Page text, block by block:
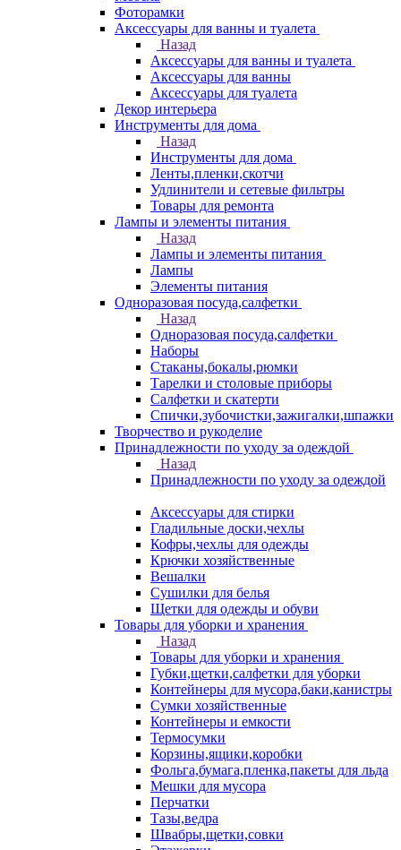
Фоторамки
Аксессуары для ванны и туалета
Назад
Аксессуары для ванны и туалета
Аксессуары для ванны
Аксессуары для туалета
Декор интерьера
Инструменты для дома
Назад
Инструменты для дома
Ленты,пленки,скотчи
Удлинители и сетевые фильтры
Товары для ремонта
Лампы и элементы питания
Назад
Лампы и элементы питания
Лампы
Элементы питания
Одноразовая посуда,салфетки
Назад
Одноразовая посуда,салфетки
Наборы
Стаканы,бокалы,рюмки
Тарелки и столовые приборы
Салфетки и скатерти
Спички,зубочистки,зажигалки,шпажки
Творчество и рукоделие
Принадлежности по уходу за одеждой
Назад
Принадлежности по уходу за одеждой
Аксессуары для стирки
Гладильные доски,чехлы
Кофры,чехлы для одежды
Крючки хозяйственные
Вешалки
Сушилки для белья
Щетки для одежды и обуви
Товары для уборки и хранения
Назад
Товары для уборки и хранения
Губки,щетки,салфетки для уборки
Контейнеры для мусора,баки,канистры
Сумки хозяйственные
Контейнеры и емкости
Термосумки
Корзины,ящики,коробки
Фольга,бумага,пленка,пакеты для льда
Мешки для мусора
Перчатки
Тазы,ведра
Швабры,щетки,совки